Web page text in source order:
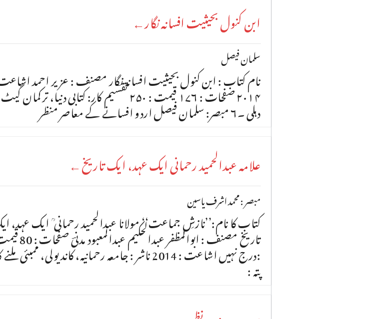
ابن کنول بحیثیت افسانہ نگار←
سلمان فیصل
نام کتاب : ابن کنول بحیثیت افسانہ نگار مصنف : عزیر احمد
۲۰۱۴ صفحات : ۱۷۶ قیمت : ۲۵۰ تقسیم کار: کتابی دنیا، ترکمان
دہلی ۔۶ مبصر: سلمان فیصل اردو افسانے کے معاصر منظر
علامہ عبدالحمید رحمانی ایک عہد، ایک تاریخ←
مبصر : محمد اشرف یاسین
کتاب کا نام:’’نازشِ جماعت‘‘ مولانا عبدالحمید رحمانی ؒ ایک عہد،
تاریخ مصنف : ابوالمظفر عبدالحکیم
:درج نہیں اشاعت : 2014 ناشر : جامعہ رحمانیہ، کاندیولی، ممبئی
پتہ :